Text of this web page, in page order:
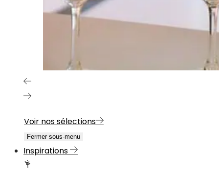
Voir nos sélections
Fermer sous-menu
Inspirations